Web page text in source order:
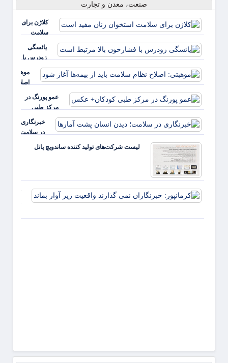
صنعت، معدن و تجارت
کلاژن برای
سلامت
استخوان
یائسگی
زودرس با
فشارخون
بالا مرتبط
موهبتی:
اصلاح
سلامت
بیمه‌ها
آغاز شود
عمو پورنگ در
مرکز طبی
کودکان+ عکس
خبرنگاری
در سلامت؛
دیدن
انسان
لیست شرکت‌های تولید کننده ساندویچ پانل